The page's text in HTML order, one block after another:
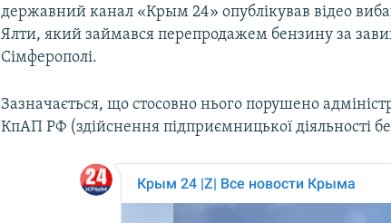
державний канал «Крым 24» опублікував відео
Ялти, який займався перепродажем бензину за
Сімферополі.
Зазначається, що стосовно нього порушено
КпАП РФ (здійснення підприємницької діяльності без